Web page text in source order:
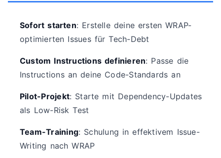
Sofort starten: Erstelle deine ersten WRAP-
optimierten Issues für Tech-Debt
Custom Instructions definieren: Passe die
Instructions an deine Code-Standards an
Pilot-Projekt: Starte mit Dependency-Updates
als Low-Risk Test
Team-Training: Schulung in effektivem Issue-
Writing nach WRAP